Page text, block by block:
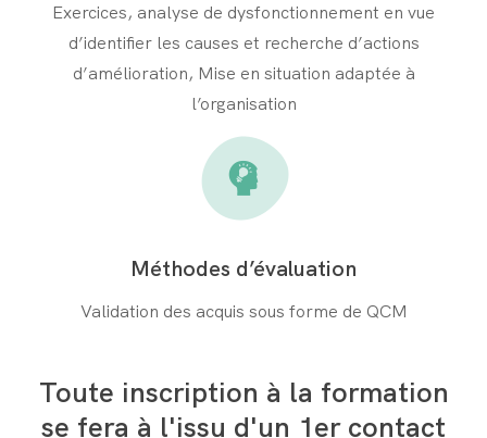
Exercices, analyse de dysfonctionnement en vue
d’identifier les causes et recherche d’actions
d’amélioration, Mise en situation adaptée à
l’organisation
Méthodes d’évaluation
Validation des acquis sous forme de QCM
Toute inscription à la formation
se fera à l'issu d'un 1er contact